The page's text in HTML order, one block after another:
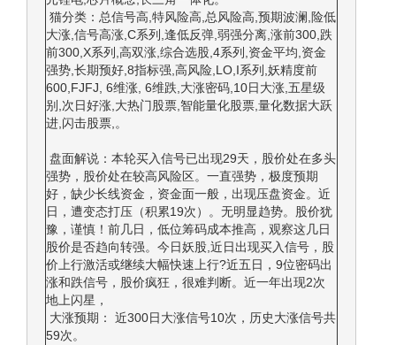
猫分类：总信号高,特风险高,总风险高,预期波澜,险低
大涨,信号高涨,C系列,逢低反弹,弱强分离,涨前300,跌
前300,X系列,高双涨,综合选股,4系列,资金平均,资金
强势,长期预好,8指标强,高风险,LO,I系列,妖精度前
600,FJFJ, 6维涨, 6维跌,大涨密码,10日大涨,五星级
别,次日好涨,大热门股票,智能量化股票,量化数据大跃
进,闪击股票,。
盘面解说：本轮买入信号已出现29天，股价处在多头
强势，股价处在较高风险区。一直强势，极度预期
好，缺少长线资金，资金面一般，出现压盘资金。近
日，遭变态打压（积累19次）。无明显趋势。股价犹
豫，谨慎！前几日，低位筹码成本推高，观察这几日
股价是否趋向转强。今日妖股,近日出现买入信号，股
价上行激活或继续大幅快速上行?近五日，9位密码出
涨和跌信号，股价疯狂，很难判断。近一年出现2次
地上闪星，
大涨预期： 近300日大涨信号10次，历史大涨信号共
59次。